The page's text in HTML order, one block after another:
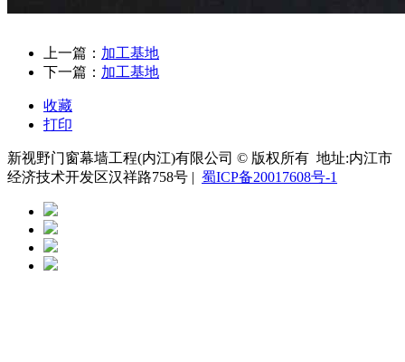
上一篇： 加工基地
下一篇： 加工基地
收藏
打印
新视野门窗幕墙工程(内江)有限公司 © 版权所有 地址:内江市
经济技术开发区汉祥路758号 | 蜀ICP备20017608号-1